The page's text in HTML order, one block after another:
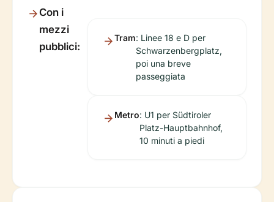
Con i
mezzi
pubblici:
Tram: Linee 18 e D per
Schwarzenbergplatz,
poi una breve
passeggiata
Metro: U1 per Südtiroler
Platz-Hauptbahnhof,
10 minuti a piedi